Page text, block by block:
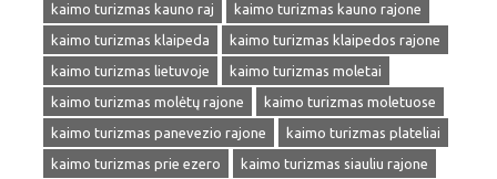
kaimo turizmas kauno raj
kaimo turizmas kauno rajone
kaimo turizmas klaipeda
kaimo turizmas klaipedos rajone
kaimo turizmas lietuvoje
kaimo turizmas moletai
kaimo turizmas molėtų rajone
kaimo turizmas moletuose
kaimo turizmas panevezio rajone
kaimo turizmas plateliai
kaimo turizmas prie ezero
kaimo turizmas siauliu rajone